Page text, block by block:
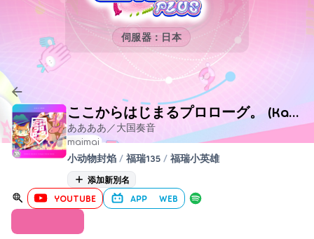
伺服器：日本
ここからはじまるプロローグ。 (Kanon Remix)
ああああ／大国奏音
maimai
小动物封焰 / 福瑞135 / 福瑞小英雄
添加新別名
YOUTUBE APP WEB